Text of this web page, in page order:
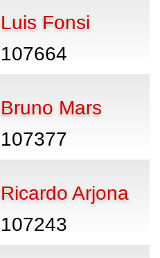
Luis Fonsi
107664
Bruno Mars
107377
Ricardo Arjona
107243